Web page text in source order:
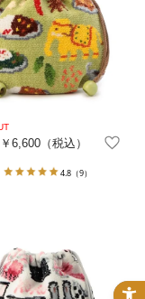
￥6,600（税込）
4.8（9）